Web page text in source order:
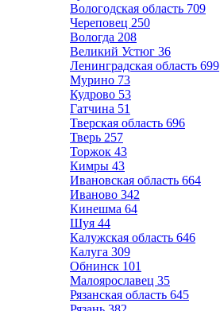
Вологодская область 709
Череповец 250
Вологда 208
Великий Устюг 36
Ленинградская область 699
Мурино 73
Кудрово 53
Гатчина 51
Тверская область 696
Тверь 257
Торжок 43
Кимры 43
Ивановская область 664
Иваново 342
Кинешма 64
Шуя 44
Калужская область 646
Калуга 309
Обнинск 101
Малоярославец 35
Рязанская область 645